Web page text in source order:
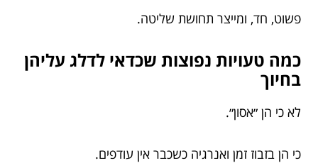
פשוט, חד, ומייצר תחושת שליטה.
כמה טעויות נפוצות שכדאי לדלג עליהן
בחיוך
לא כי הן ״אסון״.
כי הן בזבוז זמן ואנרגיה כשכבר אין עודפים.